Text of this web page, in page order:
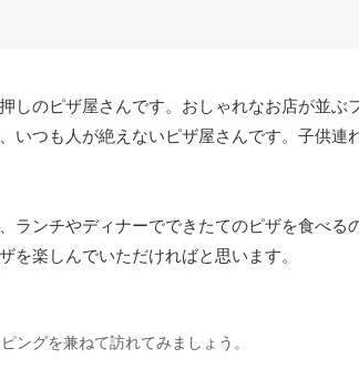
しのピザ屋さんです。おしゃれなお店が並ぶ
いつも人が絶えないピザ屋さんです。子供連
ランチやディナーでできたてのピザを食べる
を楽しんでいただければと思います。
ングを兼ねて訪れてみましょう。